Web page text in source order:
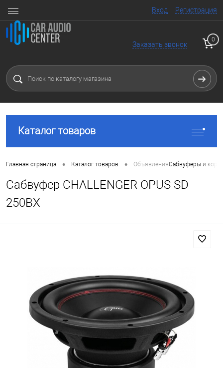
Вход Регистрация
Заказать звонок
0
Каталог товаров
Главная страница • Каталог товаров • ОбъявленияСабвуферы и
Сабвуфер CHALLENGER OPUS SD-
250BX